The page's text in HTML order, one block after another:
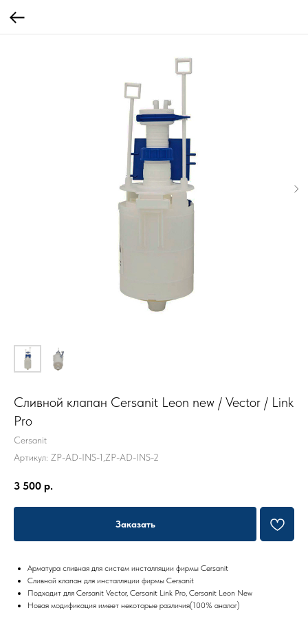
Сливной клапан Cersanit Leon new / Vector / Link
Pro
Cersanit
Артикул: ZP-AD-INS-1,ZP-AD-INS-2
3 500 р.
Заказать
Арматура сливная для систем инсталляции фирмы Cersanit
Сливной клапан для инсталляции фирмы Cersanit
Подходит для Cersanit Vector, Cersanit Link Pro, Cersanit Leon New
Новая модификация имеет некоторые различия(100% аналог)